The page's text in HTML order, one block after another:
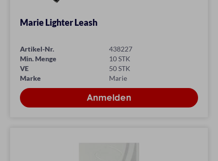
Marie Lighter Leash
Artikel-Nr.
438227
Min. Menge
10 STK
VE
50 STK
Marke
Marie